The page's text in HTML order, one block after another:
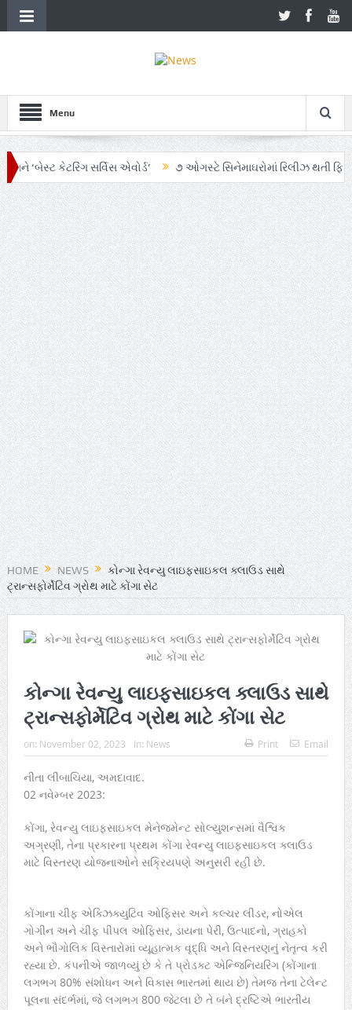
Menu
કેટરિંગ સર્વિસ એવોર્ડ’ ૭ ઓગસ્ટે સિનેમાઘરોમાં રિલીઝ થતી ફિલ્મ
AI અને ગ્રાહક સમજનો અનોખો સમન્વય Zen – Z ના નામે આંદોલનના
HOME NEWS
કોન્ગા રેવન્યુ લાઇફસાઇકલ ક્લાઉડ સાથે
ટ્રાન્સફોર્મેટિવ ગ્રોથ માટે કોંગા સેટ
કોન્ગા રેવન્યુ લાઇફસાઇકલ ક્લાઉડ સાથે
ટ્રાન્સફોર્મેટિવ ગ્રોથ માટે કોંગા સેટ
on: November 02, 2023 In: News Print Email
નીતા લીંબાચિયા, અમદાવાદ.
02 નવેમ્બર 2023:
કોંગા, રેવન્યુ લાઇફસાઇકલ મેનેજમેન્ટ સોલ્યુશન્સમાં વૈશ્વિક
અગ્રણી, તેના પ્રકારના પ્રથમ કોંગા રેવન્યુ લાઇફસાઇકલ ક્લાઉડ
માટે વિસ્તરણ યોજનાઓને સક્રિયપણે અનુસરી રહી છે.
કોંગાના ચીફ એક્ઝિક્યુટિવ ઓફિસર અને કલ્ચર લીડર, નોએલ
ગોગીન અને ચીફ પીપલ ઓફિસર, ડાયના પેરી, ઉત્પાદનો, ગ્રાહકો
અને ભૌગોલિક વિસ્તારોમાં વ્યૂહાત્મક વૃદ્ધિ અને વિસ્તરણનું નેતૃત્વ કરી
રહ્યા છે. કંપનીએ જાળવ્યું છે કે તે પ્રોડક્ટ એન્જિનિયરિંગ (કોંગાના
લગભગ 80% સંશોધન અને વિકાસ ભારતમાં થાય છે) તેમજ તેના ટેલેન્ટ
પૂલના સંદર્ભમાં, જે લગભગ 800 જેટલા છે તે બંને દ્રષ્ટિએ ભારતીય